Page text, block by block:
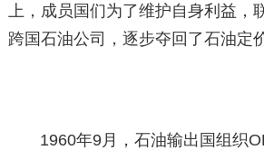
上，成员国们为了维护自身利益，
跨国石油公司，逐步夺回了石油定
1960年9月，石油输出国组织